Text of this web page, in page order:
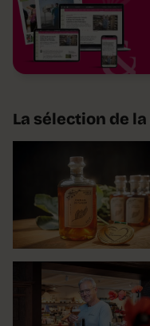
La sélection de